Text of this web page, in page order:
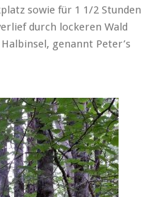
sowie für 1 1/2 Stunden
durch lockeren Wald
genannt Peter’s